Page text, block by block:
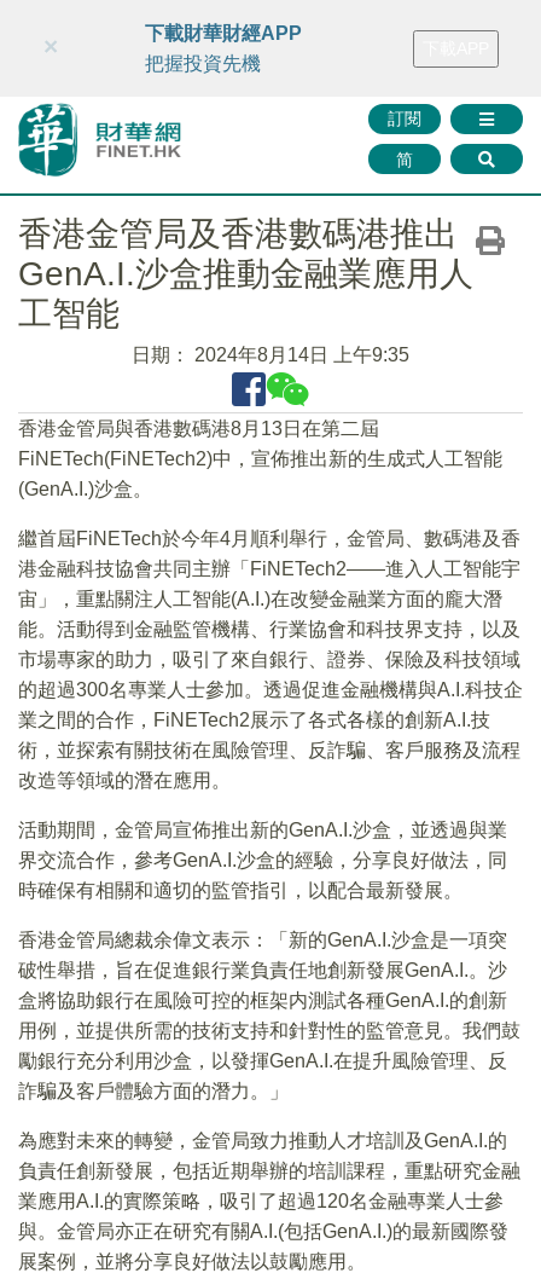
財華智庫網 FINTV FINMETA 財華證券 媒體矩陣
訂閱
简
×
下載財華財經APP
把握投資先機
香港金管局及香港數碼港推出
GenA.I.沙盒推動金融業應用人
工智能
日期： 2024年8月14日 上午9:35
香港金管局與香港數碼港8月13日在第二屆
FiNETech(FiNETech2)中，宣佈推出新的生成式人工智能
(GenA.I.)沙盒。
繼首屆FiNETech於今年4月順利舉行，金管局、數碼港及香
港金融科技協會共同主辦「FiNETech2——進入人工智能宇
宙」，重點關注人工智能(A.I.)在改變金融業方面的龐大潛
能。活動得到金融監管機構、行業協會和科技界支持，以及
市場專家的助力，吸引了來自銀行、證券、保險及科技領域
的超過300名專業人士參加。透過促進金融機構與A.I.科技企
業之間的合作，FiNETech2展示了各式各樣的創新A.I.技
術，並探索有關技術在風險管理、反詐騙、客戶服務及流程
改造等領域的潛在應用。
活動期間，金管局宣佈推出新的GenA.I.沙盒，並透過與業
界交流合作，參考GenA.I.沙盒的經驗，分享良好做法，同
時確保有相關和適切的監管指引，以配合最新發展。
香港金管局總裁余偉文表示：「新的GenA.I.沙盒是一項突
破性舉措，旨在促進銀行業負責任地創新發展GenA.I.。沙
盒將協助銀行在風險可控的框架内測試各種GenA.I.的創新
用例，並提供所需的技術支持和針對性的監管意見。我們鼓
勵銀行充分利用沙盒，以發揮GenA.I.在提升風險管理、反
詐騙及客戶體驗方面的潛力。」
為應對未來的轉變，金管局致力推動人才培訓及GenA.I.的
負責任創新發展，包括近期舉辦的培訓課程，重點研究金融
業應用A.I.的實際策略，吸引了超過120名金融專業人士參
與。金管局亦正在研究有關A.I.(包括GenA.I.)的最新國際發
展案例，並將分享良好做法以鼓勵應用。